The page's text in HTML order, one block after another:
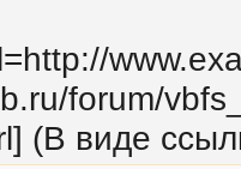
forum/
(В виде